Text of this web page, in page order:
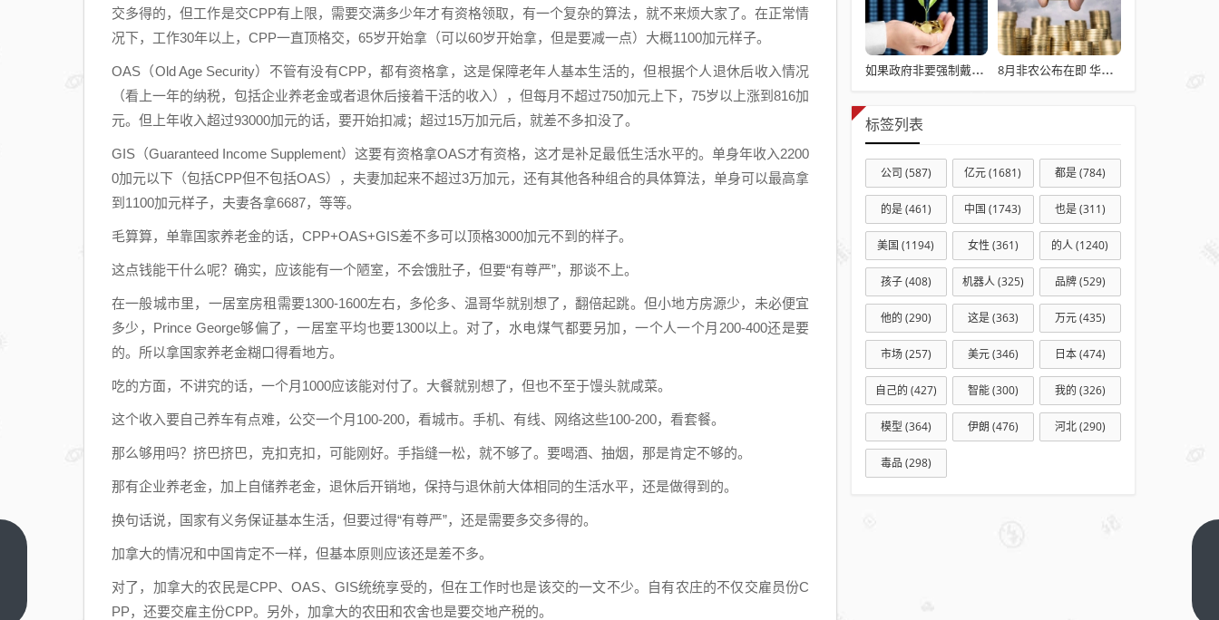
交多得的，但工作是交CPP有上限，需要交满多少年才有资格领取，有一个复杂的算法，就不来烦大家了。在正常情
况下，工作30年以上，CPP一直顶格交，65岁开始拿（可以60岁开始拿，但是要减一点）大概1100加元样子。
OAS（Old Age Security）不管有没有CPP，都有资格拿，这是保障老年人基本生活的，但根据个人退休后收入情况
（看上一年的纳税，包括企业养老金或者退休后接着干活的收入），但每月不超过750加元上下，75岁以上涨到816加
元。但上年收入超过93000加元的话，要开始扣减；超过15万加元后，就差不多扣没了。
GIS（Guaranteed Income Supplement）这要有资格拿OAS才有资格，这才是补足最低生活水平的。单身年收入2200
0加元以下（包括CPP但不包括OAS），夫妻加起来不超过3万加元，还有其他各种组合的具体算法，单身可以最高拿
到1100加元样子，夫妻各拿6687，等等。
毛算算，单靠国家养老金的话，CPP+OAS+GIS差不多可以顶格3000加元不到的样子。
这点钱能干什么呢？确实，应该能有一个陋室，不会饿肚子，但要“有尊严”，那谈不上。
在一般城市里，一居室房租需要1300-1600左右，多伦多、温哥华就别想了，翻倍起跳。但小地方房源少，未必便宜
多少，Prince George够偏了，一居室平均也要1300以上。对了，水电煤气都要另加，一个人一个月200-400还是要
的。所以拿国家养老金糊口得看地方。
吃的方面，不讲究的话，一个月1000应该能对付了。大餐就别想了，但也不至于馒头就咸菜。
这个收入要自己养车有点难，公交一个月100-200，看城市。手机、有线、网络这些100-200，看套餐。
那么够用吗？挤巴挤巴，克扣克扣，可能刚好。手指缝一松，就不够了。要喝酒、抽烟，那是肯定不够的。
那有企业养老金，加上自储养老金，退休后开销地，保持与退休前大体相同的生活水平，还是做得到的。
换句话说，国家有义务保证基本生活，但要过得“有尊严”，还是需要多交多得的。
加拿大的情况和中国肯定不一样，但基本原则应该还是差不多。
对了，加拿大的农民是CPP、OAS、GIS统统享受的，但在工作时也是该交的一文不少。自有农庄的不仅交雇员份C
PP，还要交雇主份CPP。另外，加拿大的农田和农舍也是要交地产税的。
如果政府非要强制戴头盔，就得先让电动自行车有个放头盔的地方 8月非农公布在即 华尔街投资人正在做哪些准备？
标签列表
公司 (587) 亿元(1681) 都是(784)
的是(461) 中国 (1743) 也是(311)
美国 (1194) 女性 (361) 的人(1240)
孩子(408) 机器人(325) 品牌(529)
他的 (290) 这是(363) 万元(435)
市场(257) 美元(346) 日本(474)
自己的 (427) 智能(300) 我的 (326)
模型 (364) 伊朗 (476) 河北(290)
毒品 (298)